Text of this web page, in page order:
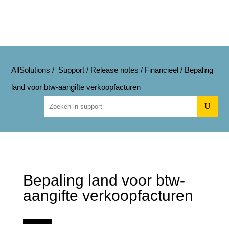
AllSolutions / Support/ Release notes / Financieel / Bepaling
land voor btw-aangifte verkoopfacturen
U
Bepaling land voor btw-
aangifte verkoopfacturen